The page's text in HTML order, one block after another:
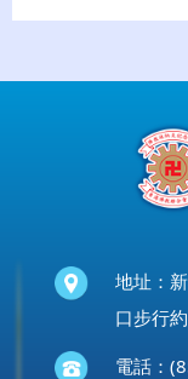
地址：
口步行
電話：